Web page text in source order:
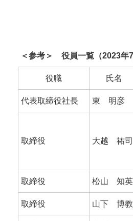
＜参考＞ 役員一覧（2023年7
役職 氏名
代表取締役社長 東 明彦
取締役 大越 祐司
取締役 松山 知英
取締役 山下 博教